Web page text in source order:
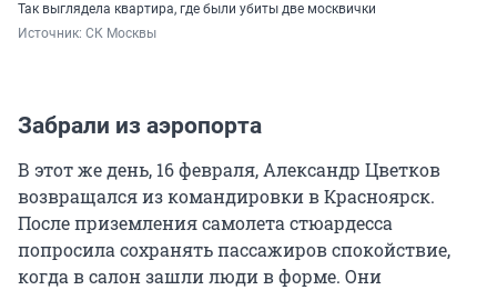
Так выглядела квартира, где были убиты две москвички
Источник: СК Москвы
Забрали из аэропорта
В этот же день, 16 февраля, Александр Цветков
возвращался из командировки в Красноярск.
После приземления самолета стюардесса
попросила сохранять пассажиров спокойствие,
когда в салон зашли люди в форме. Они